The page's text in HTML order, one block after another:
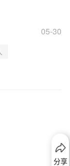
05-30
分享